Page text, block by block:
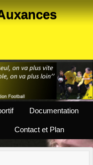
Documentation
Contact et Plan